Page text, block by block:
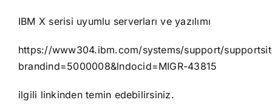
IBM X serisi uyumlu serverları ve yazılımı
https://www304.ibm.com/systems/support/
brandind=5000008&lndocid=MIGR-43815
ilgili linkinden temin edebilirsiniz.